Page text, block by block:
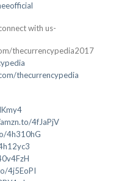
with us-
thecurrencypedia2017
thecurrencypedia
4fJaPjV
4h310hG
4j5EoPI